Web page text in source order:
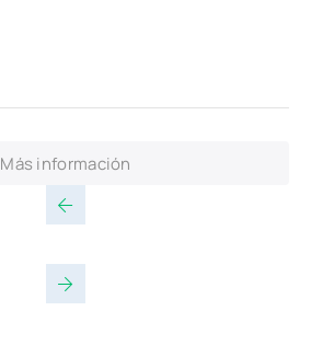
Más información